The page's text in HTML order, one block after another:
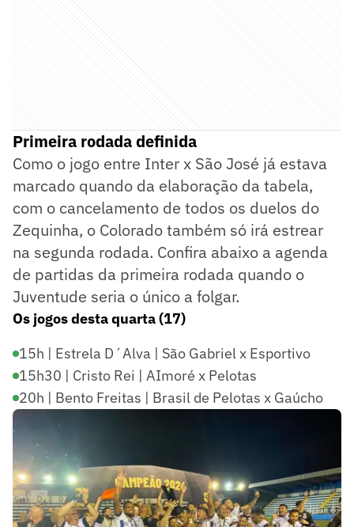
Primeira rodada definida
Como o jogo entre Inter x São José já estava
marcado quando da elaboração da tabela,
com o cancelamento de todos os duelos do
Zequinha, o Colorado também só irá estrear
na segunda rodada. Confira abaixo a agenda
de partidas da primeira rodada quando o
Juventude seria o único a folgar.
Os jogos desta quarta (17)
15h | Estrela D´Alva | São Gabriel x Esportivo
15h30 | Cristo Rei | AImoré x Pelotas
20h | Bento Freitas | Brasil de Pelotas x Gaúcho